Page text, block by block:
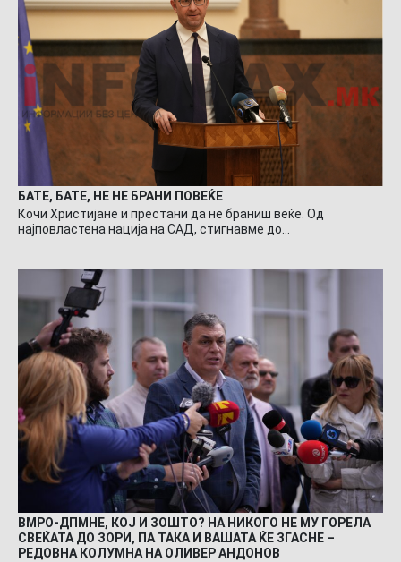
БАТЕ, БАТЕ, НЕ НЕ БРАНИ ПОВЕЌЕ
Кочи Христијане и престани да не браниш веќе. Од
најповластена нација на САД, стигнавме до…
ВМРО-ДПМНЕ, КОЈ И ЗОШТО? НА НИКОГО НЕ МУ ГОРЕЛА
СВЕЌАТА ДО ЗОРИ, ПА ТАКА И ВАШАТА ЌЕ ЗГАСНЕ –
РЕДОВНА КОЛУМНА НА ОЛИВЕР АНДОНОВ